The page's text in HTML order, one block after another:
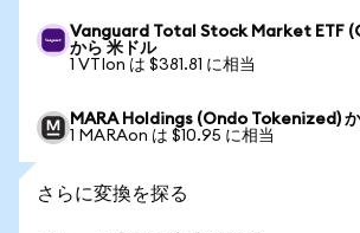
Vanguard Total Stock Market ETF
から 米ドル
1 VTIon は $381.81 に相当
MARA Holdings (Ondo Tokenized)
1 MARAon は $10.95 に相当
さらに変換を探る